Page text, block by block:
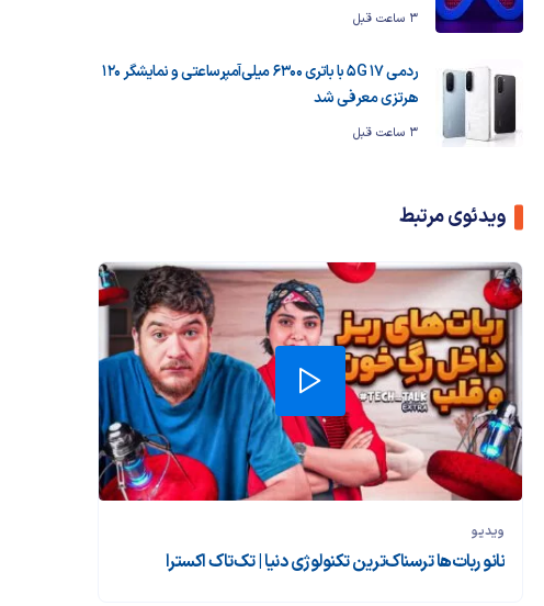
3 ساعت قبل
ردمی 17 5G با باتری ۶۳۰۰ میلی‌آمپرساعتی و نمایشگر ۱۲۰
هرتزی معرفی شد
3 ساعت قبل
ویدئوی مرتبط
ویدیو
نانو ربات‌ها ترسناک‌ترین تکنولوژی دنیا | تک‌تاک اکسترا